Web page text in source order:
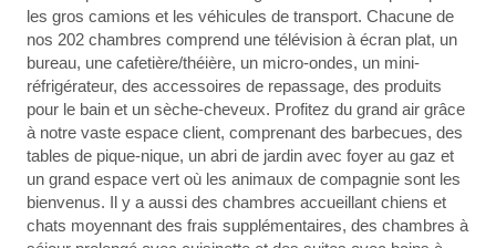
les gros camions et les véhicules de transport. Chacune de
nos 202 chambres comprend une télévision à écran plat, un
bureau, une cafetière/théière, un micro-ondes, un mini-
réfrigérateur, des accessoires de repassage, des produits
pour le bain et un sèche-cheveux. Profitez du grand air grâce
à notre vaste espace client, comprenant des barbecues, des
tables de pique-nique, un abri de jardin avec foyer au gaz et
un grand espace vert où les animaux de compagnie sont les
bienvenus. Il y a aussi des chambres accueillant chiens et
chats moyennant des frais supplémentaires, des chambres à